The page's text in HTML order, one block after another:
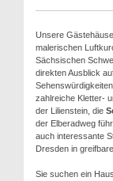
Unsere
malerischen
Sächsischen
direkten Ausblick
zahlreiche Kletter-
der Lilienstein, die
der Elberadweg
auch interessante
Dresden in
Sie suchen ein